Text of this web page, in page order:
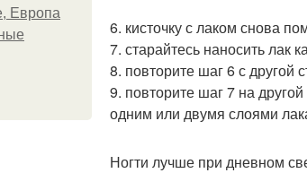
Европа
6. кисточку с лаком снова
7. старайтесь наносить лак
8. повторите шаг 6 с другой
9. повторите шаг 7 на
одним или двумя слоями
Ногти лучше при дневном